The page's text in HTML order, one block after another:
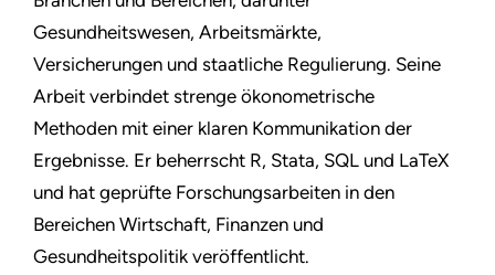
Gesundheitswesen, Arbeitsmärkte,
Versicherungen und staatliche Regulierung. Seine
Arbeit verbindet strenge ökonometrische
Methoden mit einer klaren Kommunikation der
Ergebnisse. Er beherrscht R, Stata, SQL und LaTeX
und hat geprüfte Forschungsarbeiten in den
Bereichen Wirtschaft, Finanzen und
Gesundheitspolitik veröffentlicht.